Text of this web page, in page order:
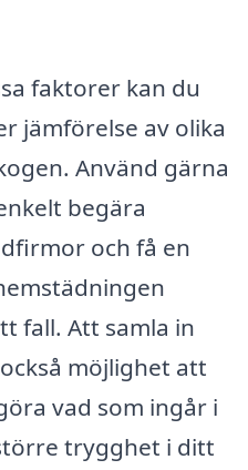
faktorer kan du
jämförelse av olika
Använd gärna
begära
och få en
fall. Att samla in
möjlighet att
vad som ingår i
trygghet i ditt